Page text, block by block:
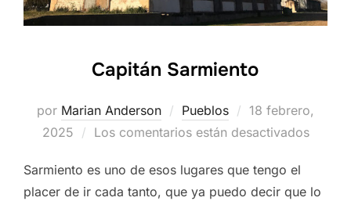
Capitán Sarmiento
por Marian Anderson Pueblos
Publicado
el
18 febrero,
2025
Los comentarios están desactivados
Sarmiento es uno de esos lugares que tengo el
placer de ir cada tanto, que ya puedo decir que lo